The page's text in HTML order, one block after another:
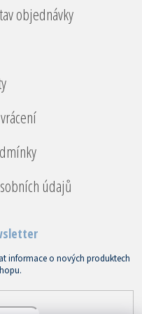
objednávky
údajů
informace o nových produktech